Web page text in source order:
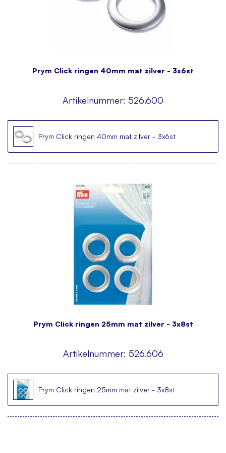
Prym Click ringen 40mm mat zilver - 3x6st
Artikelnummer: 526.600
Prym Click ringen 40mm mat zilver - 3x6st
Prym Click ringen 25mm mat zilver - 3x8st
Artikelnummer: 526.606
Prym Click ringen 25mm mat zilver - 3x8st